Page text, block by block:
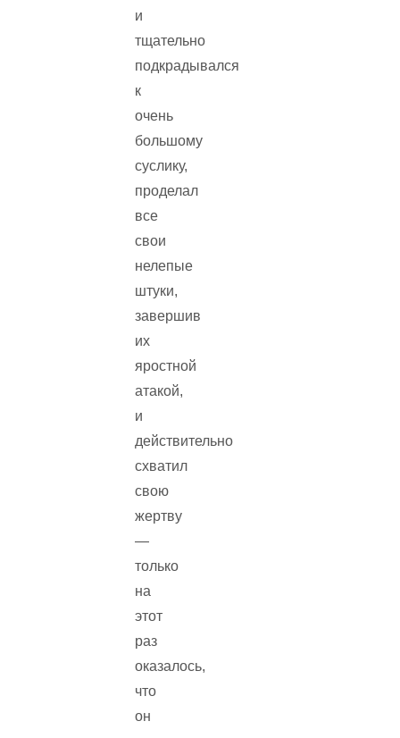
и
тщательно
подкрадывался
к
очень
большому
суслику,
проделал
все
свои
нелепые
штуки,
завершив
их
яростной
атакой,
и
действительно
схватил
свою
жертву
—
только
на
этот
раз
оказалось,
что
он